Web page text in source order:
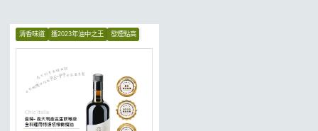
清香味道 獲2023年油中之王 發煙點高